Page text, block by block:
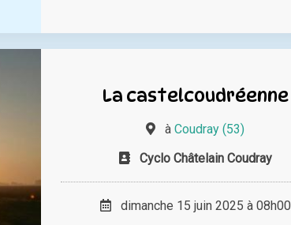
La castelcoudréenne
àCoudray (53)
Cyclo Châtelain Coudray
dimanche 15 juin 2025 à 08h00